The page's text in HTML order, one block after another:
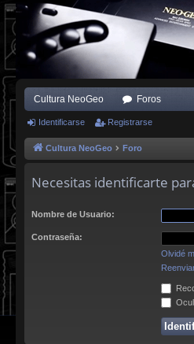
Cultura NeoGeo Foros
Identificarse Registrarse
Cultura NeoGeo Foro
Necesitas identificarte
Nombre de Usuario:
Contraseña:
Olvidé